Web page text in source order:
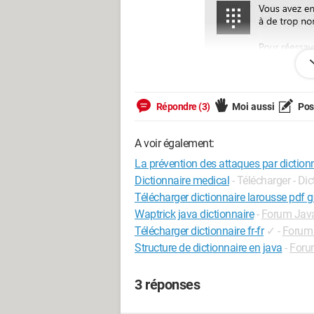
Je pense que j'ai une infection car
des alertes pourtant j'ai fait analayse
dangereux.
Je ne sais plus quoi faire car quand je
tel il ne provient pas de microsoft! ni
Voici une analyse frst si quelqu'un peut
Répondre (3) Moi aussi
A voir également:
La prévention des attaques par
Dictionnaire medical - Télécharger -
Télécharger dictionnaire larousse pdf
Waptrick java dictionnaire - Forum
Télécharger dictionnaire fr-fr ✓ -
Structure de dictionnaire en java -
3 réponses